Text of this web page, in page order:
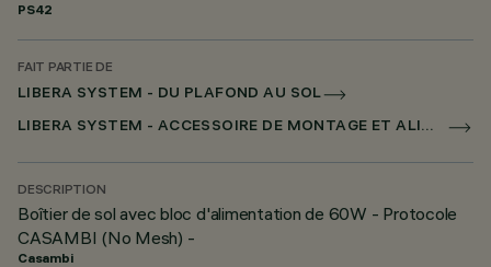
PS42
FAIT PARTIE DE
LIBERA SYSTEM - DU PLAFOND AU SOL
LIBERA SYSTEM - ACCESSOIRE DE MONTAGE ET ALIMENTATION
DESCRIPTION
Boîtier de sol avec bloc d'alimentation de 60W - Protocole
CASAMBI (No Mesh) -
Casambi